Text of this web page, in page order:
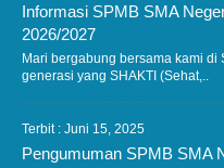
Informasi SPMB SMA
2026/2027
Mari bergabung bersama kami di
generasi yang SHAKTI (Sehat,..
Terbit : Juni 15, 2025
Pengumuman SPMB SMA